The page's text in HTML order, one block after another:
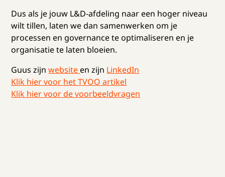
Dus als je jouw L&D-afdeling naar een hoger niveau
wilt tillen, laten we dan samenwerken om je
processen en governance te optimaliseren en je
organisatie te laten bloeien.
Guus zijnwebsiteen zijn LinkedIn
Klik hier voor het TVOO artikel
Klik hier voor de voorbeeldvragen